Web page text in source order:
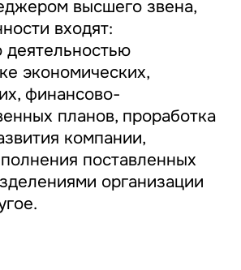
высшего звена,
входят:
деятельностью
экономических,
финансово-
планов, проработка
компании,
поставленных
организации